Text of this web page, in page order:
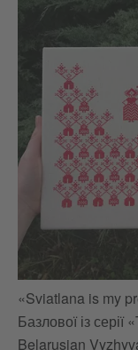
«Sviatlana is my
Базлової із серії
Belarusian